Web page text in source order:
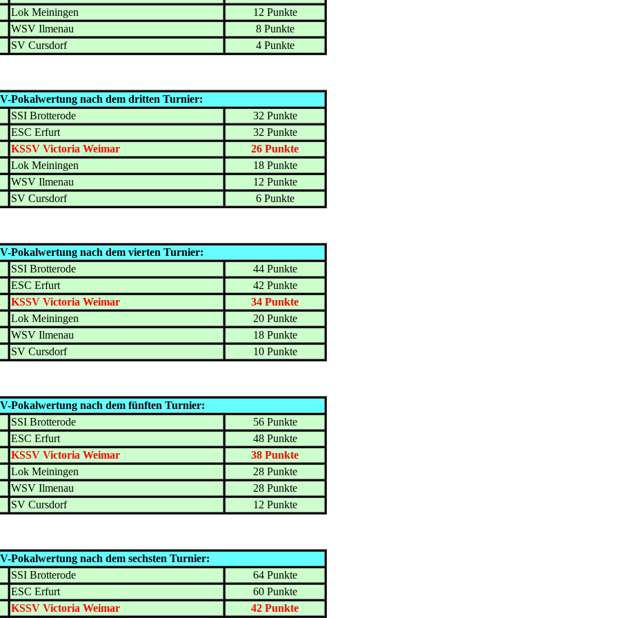
Lok Meiningen
12 Punkte
WSV Ilmenau
8 Punkte
SV Cursdorf 4 Punkte
Pokalwertung nach dem dritten Turnier:
SSI Brotterode
32 Punkte
ESC Erfurt
32 Punkte
KSSV Victoria Weimar
26 Punkte
Lok Meiningen
18 Punkte
WSV Ilmenau
12 Punkte
SV Cursdorf 6 Punkte
Pokalwertung nach dem vierten Turnier:
SSI Brotterode
44 Punkte
ESC Erfurt
42 Punkte
KSSV Victoria Weimar
34 Punkte
Lok Meiningen
20 Punkte
WSV Ilmenau
18 Punkte
SV Cursdorf 10 Punkte
Pokalwertung nach dem fünften Turnier:
SSI Brotterode
56 Punkte
ESC Erfurt
48 Punkte
KSSV Victoria Weimar
38 Punkte
Lok Meiningen
28 Punkte
WSV Ilmenau
28 Punkte
SV Cursdorf 12 Punkte
Pokalwertung nach dem sechsten Turnier:
SSI Brotterode
64 Punkte
ESC Erfurt
60 Punkte
KSSV Victoria Weimar 42 Punkte